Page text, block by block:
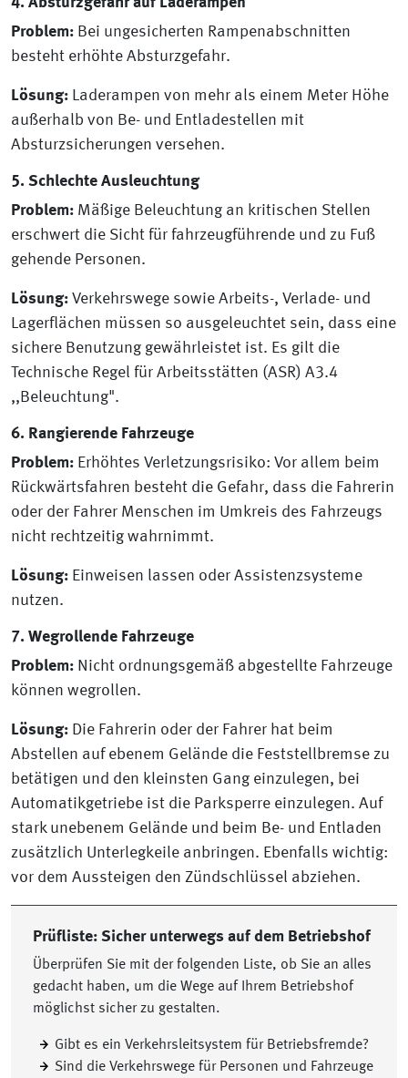
Problem: Bei ungesicherten Rampenabschnitten
besteht erhöhte Absturzgefahr.
Lösung: Laderampen von mehr als einem Meter Höhe
außerhalb von Be- und Entladestellen mit
Absturzsicherungen versehen.
5. Schlechte Ausleuchtung
Problem: Mäßige Beleuchtung an kritischen Stellen
erschwert die Sicht für fahrzeugführende und zu Fuß
gehende Personen.
Lösung: Verkehrswege sowie Arbeits-, Verlade- und
Lagerflächen müssen so ausgeleuchtet sein, dass eine
sichere Benutzung gewährleistet ist. Es gilt die
Technische Regel für Arbeitsstätten (ASR) A3.4
,,Beleuchtung".
6. Rangierende Fahrzeuge
Problem: Erhöhtes Verletzungsrisiko: Vor allem beim
Rückwärtsfahren besteht die Gefahr, dass die Fahrerin
oder der Fahrer Menschen im Umkreis des Fahrzeugs
nicht rechtzeitig wahrnimmt.
Lösung: Einweisen lassen oder Assistenzsysteme
nutzen.
7. Wegrollende Fahrzeuge
Problem: Nicht ordnungsgemäß abgestellte Fahrzeuge
können wegrollen.
Lösung: Die Fahrerin oder der Fahrer hat beim
Abstellen auf ebenem Gelände die Feststellbremse zu
betätigen und den kleinsten Gang einzulegen, bei
Automatikgetriebe ist die Parksperre einzulegen. Auf
stark unebenem Gelände und beim Be- und Entladen
zusätzlich Unterlegkeile anbringen. Ebenfalls wichtig:
vor dem Aussteigen den Zündschlüssel abziehen.
Prüfliste: Sicher unterwegs auf dem Betriebshof
Überprüfen Sie mit der folgenden Liste, ob Sie an alles
gedacht haben, um die Wege auf Ihrem Betriebshof
möglichst sicher zu gestalten.
Gibt es ein Verkehrsleitsystem für Betriebsfremde?
Sind die Verkehrswege für Personen und Fahrzeuge